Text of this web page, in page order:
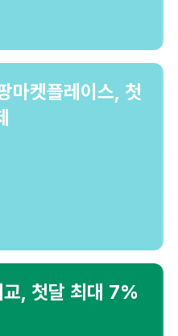
마켓플레이스, 첫
, 첫달 최대 7%